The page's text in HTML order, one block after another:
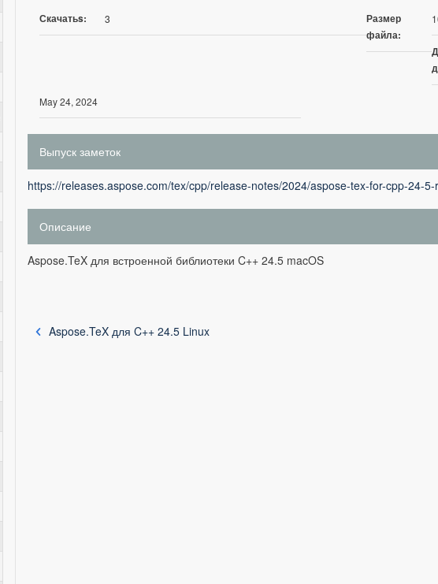
Скачатьs: 3
Размер
файла:
May 24, 2024
Выпуск заметок
https://releases.aspose.com/tex/cpp/release-notes/2024/aspose-tex-for-cpp-24-
Описание
Aspose.TeX для встроенной библиотеки C++ 24.5 macOS
Aspose.TeX для C++ 24.5 Linux